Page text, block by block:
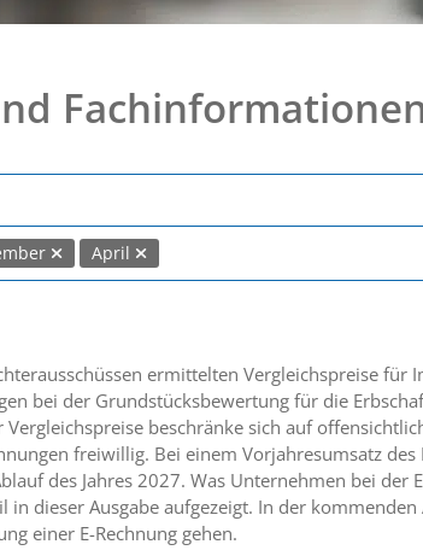
April
ermittelten Vergleichspreise für
bei der Grundstücksbewertung für die
beschränke sich auf
freiwillig. Bei einem Vorjahresumsatz des
des Jahres 2027. Was Unternehmen bei der
dieser Ausgabe aufgezeigt. In der
einer E-Rechnung gehen.